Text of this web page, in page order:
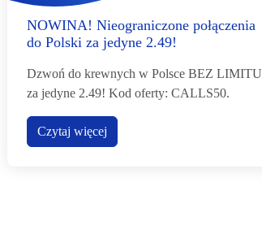
NOWINA! Nieograniczone połączenia
do Polski za jedyne 2.49!
Dzwoń do krewnych w Polsce BEZ LIMITU
za jedyne 2.49! Kod oferty: CALLS50.
Czytaj więcej